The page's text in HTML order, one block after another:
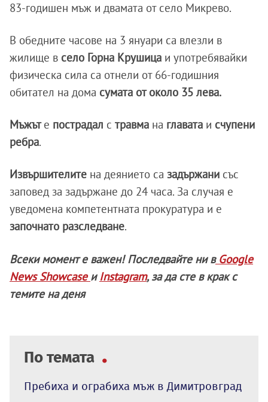
83-годишен мъж и двамата от село Микрево.
В обедните часове на 3 януари са влезли в
жилище в село Горна Крушица и употребявайки
физическа сила са отнели от 66-годишния
обитател на дома сумата от около 35 лева.
Мъжъте пострадал с травма на главата и счупени
ребра.
Извършителите на деянието са задържани със
заповед за задържане до 24 часа. За случая е
уведомена компетентната прокуратура и е
започнато разследване.
Всеки момент е важен! Последвайте ни вGoogle
News Showcaseи Instagram, за да сте в крак с
темите на деня
По темата
Пребиха и ограбиха мъж в Димитровград